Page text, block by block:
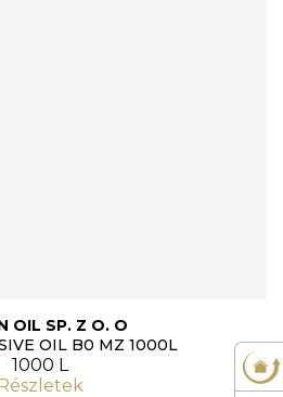
OIL SP. Z O. O
OIL B0 MZ 1000L
1000 L